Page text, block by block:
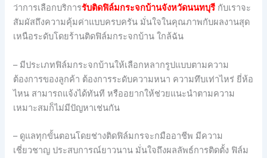
ว่าการเลือกบริการรับติดฟิล์มกระจกบ้านจังหวัดนนทบุรี กับเราจะ
สัมผัสถึงความคุ้มค่าแบบครบครัน มั่นใจในคุณภาพกับผลงานสุด
เหนือระดับโดยร้านติดฟิล์มกระจกบ้าน ใกล้ฉัน
– มีประเภทฟิล์มกระจกบ้านให้เลือกหลากรูปแบบตามความ
ต้องการของลูกค้า ต้องการระดับความหนา ความทึบเท่าไหร่ ยี่ห้อ
ไหน สามารถแจ้งได้ทันที หรืออยากให้ช่วยแนะนำตามความ
เหมาะสมก็ไม่มีปัญหาเช่นกัน
– ดูแลทุกขั้นตอนโดยช่างติดฟิล์มกรจะกมืออาชีพ มีความ
เชี่ยวชาญ ประสบการณ์ยาวนาน มั่นใจถึงผลลัพธ์การติดตั้ง ฟิล์ม